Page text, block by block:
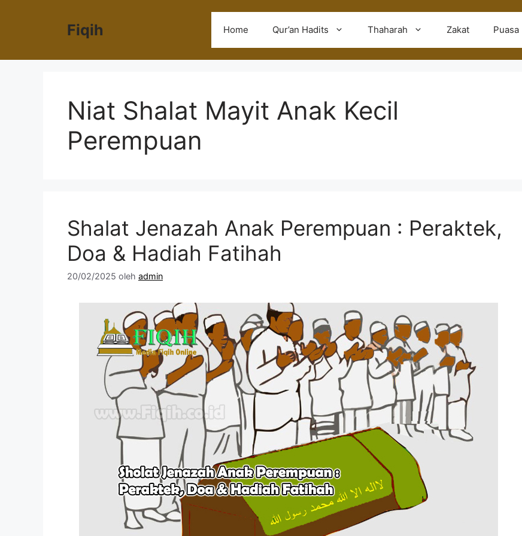
Fiqih Home Qur’an Hadits Thaharah Zakat Puasa
Niat Shalat Mayit Anak Kecil
Perempuan
Shalat Jenazah Anak Perempuan : Peraktek,
Doa & Hadiah Fatihah
20/02/2025 oleh admin